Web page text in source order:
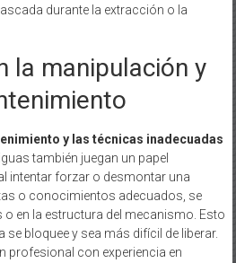
durante la extracción o la
la manipulación y
y las técnicas inadecuadas
también juegan un papel
intentar forzar o desmontar una
o conocimientos adecuados, se
o en la estructura del mecanismo. Esto
se bloquee y sea más difícil de liberar.
profesional con experiencia en